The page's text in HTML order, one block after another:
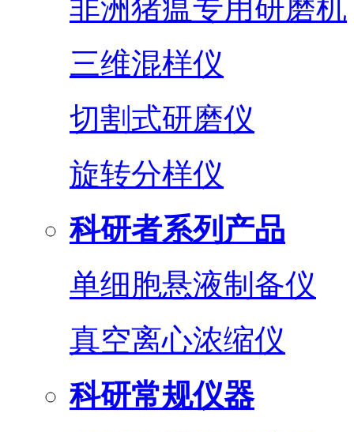
非洲猪瘟专用研磨机
三维混样仪
切割式研磨仪
旋转分样仪
科研者系列产品
单细胞悬液制备仪
真空离心浓缩仪
科研常规仪器